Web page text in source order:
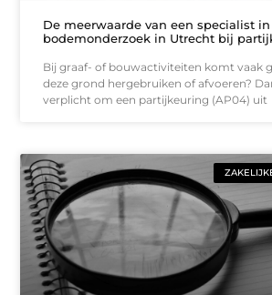
De meerwaarde van een specialist in
bodemonderzoek in Utrecht bij
Bij graaf- of bouwactiviteiten komt vaak
deze grond hergebruiken of afvoeren?
verplicht om een partijkeuring (AP04) uit